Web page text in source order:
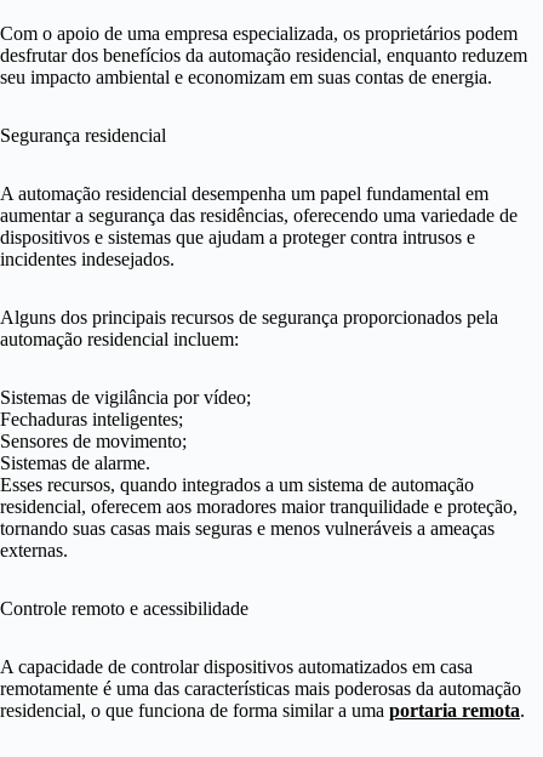
Com o apoio de uma empresa especializada, os proprietários podem
desfrutar dos benefícios da automação residencial, enquanto reduzem
seu impacto ambiental e economizam em suas contas de energia.
Segurança residencial
A automação residencial desempenha um papel fundamental em
aumentar a segurança das residências, oferecendo uma variedade de
dispositivos e sistemas que ajudam a proteger contra intrusos e
incidentes indesejados.
Alguns dos principais recursos de segurança proporcionados pela
automação residencial incluem:
Sistemas de vigilância por vídeo;
Fechaduras inteligentes;
Sensores de movimento;
Sistemas de alarme.
Esses recursos, quando integrados a um sistema de automação
residencial, oferecem aos moradores maior tranquilidade e proteção,
tornando suas casas mais seguras e menos vulneráveis a ameaças
externas.
Controle remoto e acessibilidade
A capacidade de controlar dispositivos automatizados em casa
remotamente é uma das características mais poderosas da automação
residencial, o que funciona de forma similar a uma portaria remota.